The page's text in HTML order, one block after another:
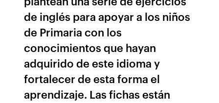
de inglés para apoyar a los niños
de Primaria con los
conocimientos que hayan
adquirido de este idioma y
fortalecer de esta forma el
aprendizaje. Las fichas están